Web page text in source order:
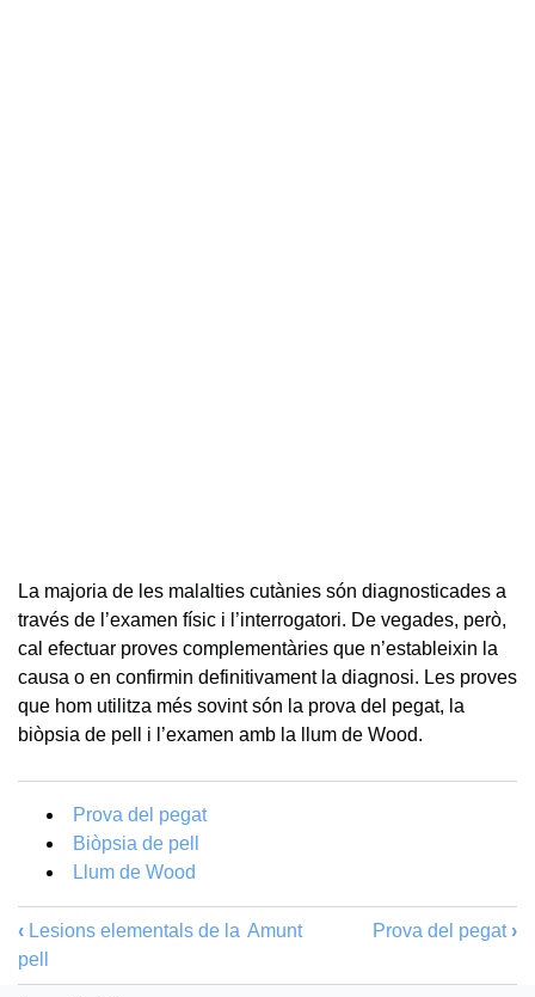
La majoria de les malalties cutànies són diagnosticades a
través de l’examen físic i l’interrogatori. De vegades, però,
cal efectuar proves complementàries que n’estableixin la
causa o en confirmin definitivament la diagnosi. Les proves
que hom utilitza més sovint són la prova del pegat, la
biòpsia de pell i l’examen amb la llum de Wood.
Prova del pegat
Biòpsia de pell
Llum de Wood
‹ Lesions elementals de la
pell
Amunt Prova del pegat ›